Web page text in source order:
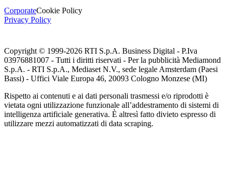
CorporateCookie Policy
Privacy Policy
Copyright © 1999-2026 RTI S.p.A. Business Digital - P.Iva
03976881007 - Tutti i diritti riservati - Per la pubblicità Mediamond
S.p.A. - RTI S.p.A., Mediaset N.V., sede legale Amsterdam (Paesi
Bassi) - Uffici Viale Europa 46, 20093 Cologno Monzese (MI)
Rispetto ai contenuti e ai dati personali trasmessi e/o riprodotti è
vietata ogni utilizzazione funzionale all’addestramento di sistemi di
intelligenza artificiale generativa. È altresì fatto divieto espresso di
utilizzare mezzi automatizzati di data scraping.